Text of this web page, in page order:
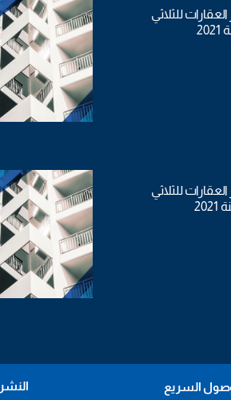
للثلاثي
للثلاثي
السريع